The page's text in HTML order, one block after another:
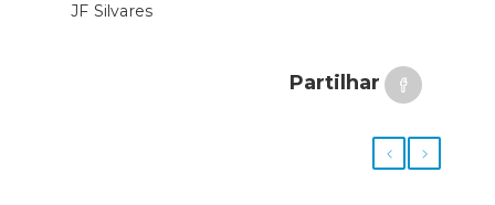
JF Silvares
Partilhar